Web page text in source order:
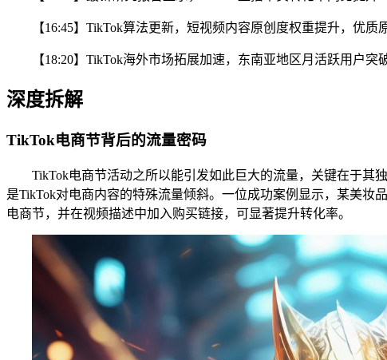
【16:45】TikTok算法更新，短视频内容原创度权重提升，优
【18:20】TikTok海外市场拓展加速，东南亚地区月活跃用户
深度拆解
TikTok电商节背后的流量密码
TikTok电商节活动之所以能引发如此巨大的流量，关键在于其
是TikTok对电商内容的特殊流量倾斜。一位成功案例显示，某美妆
电商节，并在视频描述中加入购买链接，可显著提升转化率。